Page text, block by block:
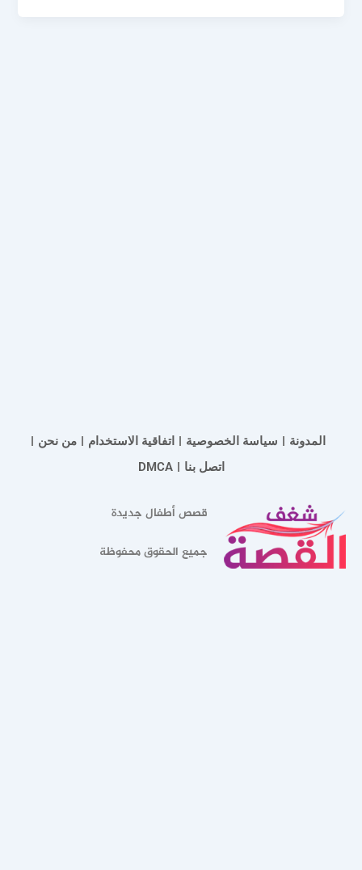
المدونة سياسة الخصوصية اتفاقية الاستخدام
من نحن
اتصل بنا
DMCA
قصص أطفال جديدة
جميع الحقوق محفوظة